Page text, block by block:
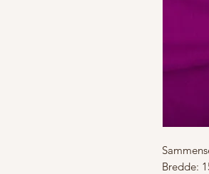
Bredde: